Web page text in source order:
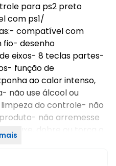
para ps2 preto
com ps1/
compatível com
fio- desenho
eixos- 8 teclas partes-
função de
ao calor intenso,
não use álcool ou
do controle- não
não arremesse
puxe, dobre ou torça o